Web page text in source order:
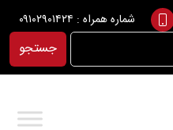
شماره همراه : ۰۹۱۰۲۹۰۱۴۲۴
جستجو